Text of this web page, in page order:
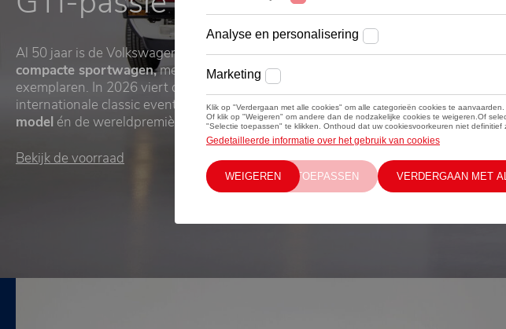
Al 50 jaar is de Volkswagen Golf GTI ’s wereldsmeest succesvolle
compacte sportwagen,met meer dan 2,5 miljoen geproduceerde
exemplaren. In 2026 viert deze legende zijn jubileum met
internationale classic events, hetexclusieve Golf GTI EDITION 50-
model én de wereldpremière van deeerste volledig elektrische GTI.
Bekijk de voorraad